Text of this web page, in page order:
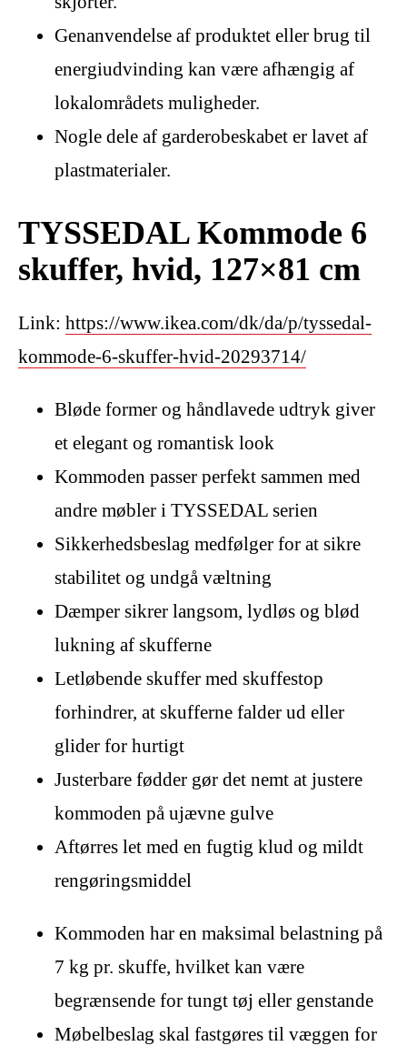
Genanvendelse af produktet eller brug til
energiudvinding kan være afhængig af
lokalområdets muligheder.
Nogle dele af garderobeskabet er lavet af
plastmaterialer.
TYSSEDAL Kommode 6
skuffer, hvid, 127×81 cm
Link: https://www.ikea.com/dk/da/p/tyssedal-
kommode-6-skuffer-hvid-20293714/
Bløde former og håndlavede udtryk giver
et elegant og romantisk look
Kommoden passer perfekt sammen med
andre møbler i TYSSEDAL serien
Sikkerhedsbeslag medfølger for at sikre
stabilitet og undgå væltning
Dæmper sikrer langsom, lydløs og blød
lukning af skufferne
Letløbende skuffer med skuffestop
forhindrer, at skufferne falder ud eller
glider for hurtigt
Justerbare fødder gør det nemt at justere
kommoden på ujævne gulve
Aftørres let med en fugtig klud og mildt
rengøringsmiddel
Kommoden har en maksimal belastning på
7 kg pr. skuffe, hvilket kan være
begrænsende for tungt tøj eller genstande
Møbelbeslag skal fastgøres til væggen for